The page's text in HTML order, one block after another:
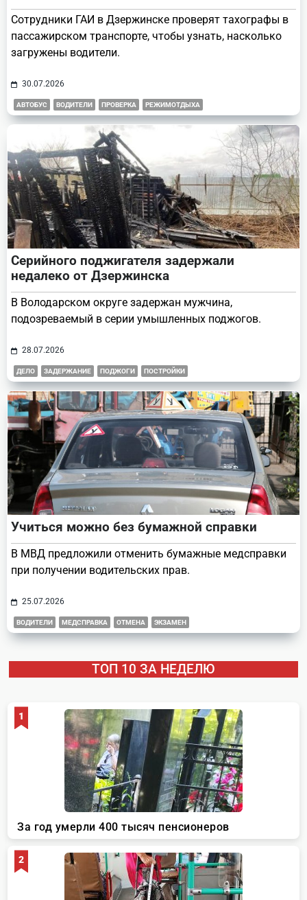
Сотрудники ГАИ в Дзержинске проверят тахографы в
пассажирском транспорте, чтобы узнать, насколько
загружены водители.
30.07.2026
АВТОБУС ВОДИТЕЛИ ПРОВЕРКА РЕЖИМОТДЫХА
Серийного поджигателя задержали
недалеко от Дзержинска
В Володарском округе задержан мужчина,
подозреваемый в серии умышленных поджогов.
28.07.2026
ДЕЛО ЗАДЕРЖАНИЕ ПОДЖОГИ ПОСТРОЙКИ
Учиться можно без бумажной справки
В МВД предложили отменить бумажные медсправки
при получении водительских прав.
25.07.2026
ВОДИТЕЛИ МЕДСПРАВКА ОТМЕНА ЭКЗАМЕН
ТОП 10 ЗА НЕДЕЛЮ